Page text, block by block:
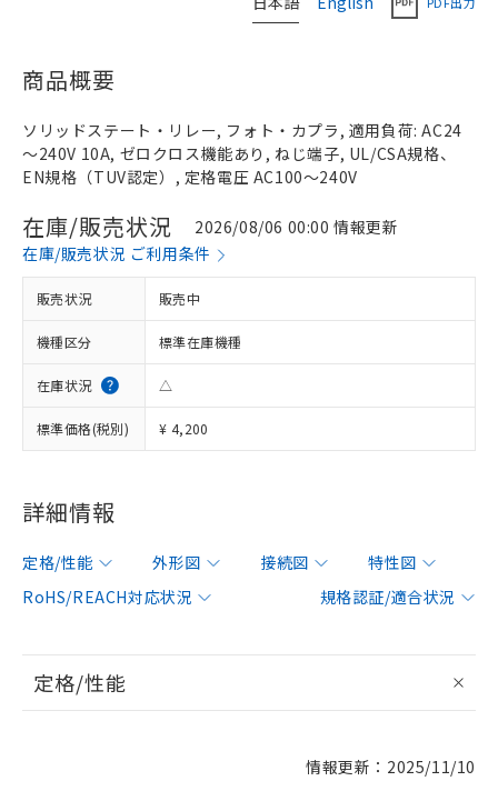
商品概要
ソリッドステート・リレー, フォト・カプラ, 適用負荷: AC24
～240V 10A, ゼロクロス機能あり, ねじ端子, UL/CSA規格、
EN規格（TUV認定）, 定格電圧 AC100～240V
在庫/販売状況
2026/08/06 00:00 情報更新
在庫/販売状況 ご利用条件
販売状況 販売中
機種区分 標準在庫機種
在庫状況 △
標準価格(税別) ¥ 4,200
詳細情報
定格/性能 外形図 接続図
特性図
RoHS/REACH対応状況
規格認証/適合状況
定格/性能
情報更新：2025/11/10